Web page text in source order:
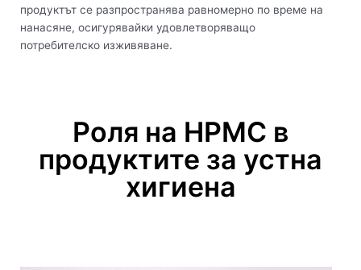
продуктът се разпространява равномерно по време на
нанасяне, осигурявайки удовлетворяващо
потребителско изживяване.
Роля на HPMC в
продуктите за устна
хигиена